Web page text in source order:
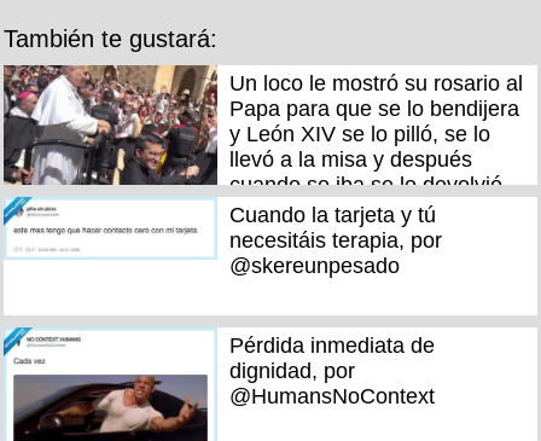
También te gustará:
Un loco le mostró su rosario al
Papa para que se lo bendijera
y León XIV se lo pilló, se lo
llevó a la misa y después
cuando se iba se lo devolvió
Paso de objeto nivel 1 a
reliquia divina nivel 100, por
@therealbuni
Cuando la tarjeta y tú
necesitáis terapia, por
@skereunpesado
Pérdida inmediata de
dignidad, por
@HumansNoContext